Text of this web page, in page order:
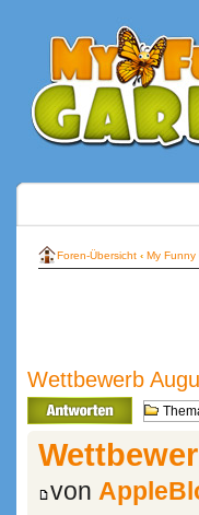
Foren-Übersicht ‹ My Funny
Wettbewerb
Antwort erstellen
von